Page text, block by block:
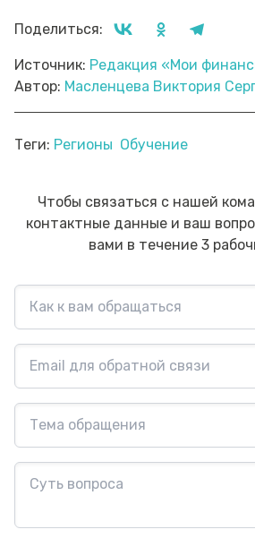
Поделиться:
Источник: Редакция «Мои
Автор: Масленцева Виктория
Теги: Регионы Обучение
Чтобы связаться с нашей
контактные данные и ваш
вами в течение 3